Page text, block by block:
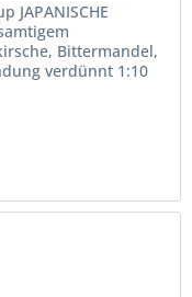
JAPANISCHE
Bittermandel,
verdünnt 1:10